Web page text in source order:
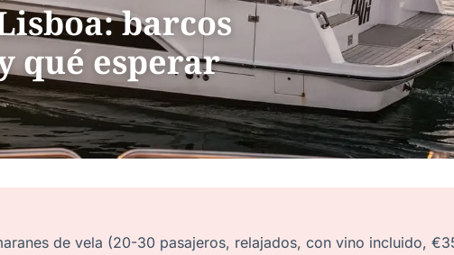
barcos
qué esperar
de vela (20-30 pasajeros, relajados, con vino incluido,